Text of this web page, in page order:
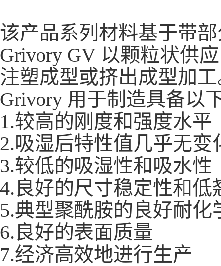
该产品系列材料基于带
Grivory GV 以颗粒状供
注塑成型或挤出成型加
Grivory 用于制造具备以
1.较高的刚度和强度水平
2.吸湿后特性值几乎无变
3.较低的吸湿性和吸水性
4.良好的尺寸稳定性和低
5.典型聚酰胺的良好耐化
6.良好的表面质量
7.经济高效地进行生产